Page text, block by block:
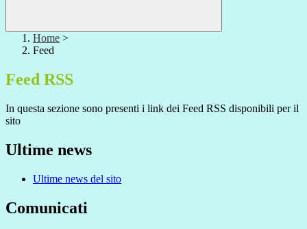
Home >
Feed
Feed RSS
In questa sezione sono presenti i link dei Feed RSS disponibili per il
sito
Ultime news
Ultime news del sito
Comunicati